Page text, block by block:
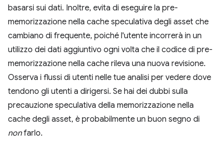
basarsi sui dati. Inoltre, evita di eseguire la pre-
memorizzazione nella cache speculativa degli asset che
cambiano di frequente, poiché l'utente incorrerà in un
utilizzo dei dati aggiuntivo ogni volta che il codice di pre-
memorizzazione nella cache rileva una nuova revisione.
Osserva i flussi di utenti nelle tue analisi per vedere dove
tendono gli utenti a dirigersi. Se hai dei dubbi sulla
precauzione speculativa della memorizzazione nella
cache degli asset, è probabilmente un buon segno di
nonfarlo.